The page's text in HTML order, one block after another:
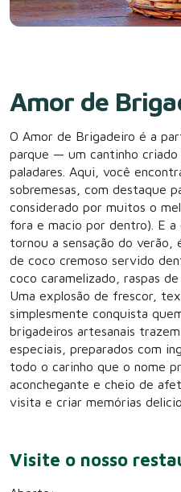
Amor de
O Amor de Brigadeiro é a
parque — um cantinho
paladares. Aqui, você
sobremesas, com destaque
considerado por muitos o
fora e macio por dentro). E
tornou a sensação do
de coco cremoso servido
coco caramelizado, raspas
Uma explosão de frescor,
simplesmente conquista
brigadeiros artesanais
especiais, preparados com
todo o carinho que o nome
aconchegante e cheio de
visita e criar memórias
Visite o nosso